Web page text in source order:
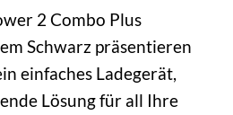
2 Combo Plus
Schwarz präsentieren
einfaches Ladegerät,
Lösung für all Ihre